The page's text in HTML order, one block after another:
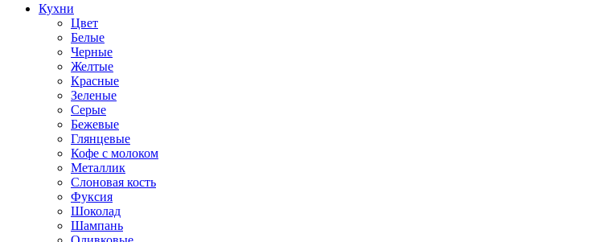
Кухни
Цвет
Белые
Черные
Желтые
Красные
Зеленые
Серые
Бежевые
Глянцевые
Кофе с молоком
Металлик
Слоновая кость
Фуксия
Шоколад
Шампань